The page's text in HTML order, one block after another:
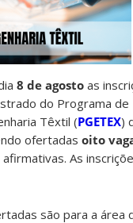
8 de agosto as
do Programa de
Têxtil (PGETEX)
ofertadasoito
As
são para a área